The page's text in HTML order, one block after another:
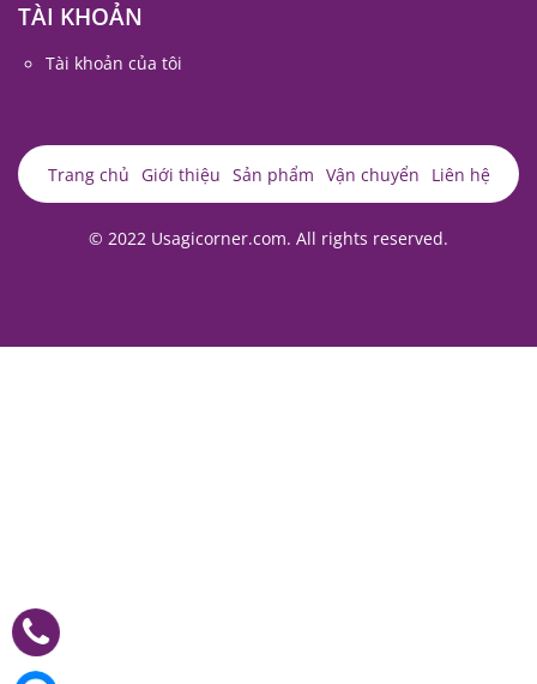
TÀI KHOẢN
Tài khoản của tôi
Trang chủ Giới thiệu Sản phẩm Vận chuyển Liên hệ
© 2022 Usagicorner.com. All rights reserved.